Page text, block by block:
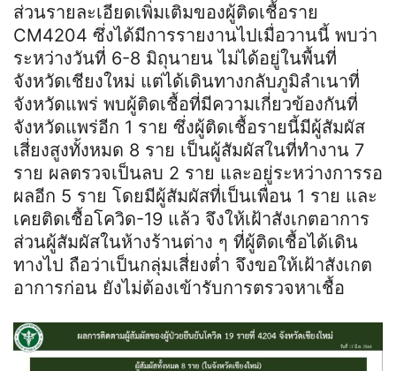
ส่วนรายละเอียดเพิ่มเติมของผู้ติดเชื้อราย
CM4204 ซึ่งได้มีการรายงานไปเมื่อวานนี้ พบว่า
ระหว่างวันที่ 6-8 มิถุนายน ไม่ได้อยู่ในพื้นที่
จังหวัดเชียงใหม่ แต่ได้เดินทางกลับภูมิลำเนาที่
จังหวัดแพร่ พบผู้ติดเชื้อที่มีความเกี่ยวข้องกันที่
จังหวัดแพร่อีก 1 ราย ซึ่งผู้ติดเชื้อรายนี้มีผู้สัมผัส
เสี่ยงสูงทั้งหมด 8 ราย เป็นผู้สัมผัสในที่ทำงาน 7
ราย ผลตรวจเป็นลบ 2 ราย และอยู่ระหว่างการรอ
ผลอีก 5 ราย โดยมีผู้สัมผัสที่เป็นเพื่อน 1 ราย และ
เคยติดเชื้อโควิด-19 แล้ว จึงให้เฝ้าสังเกตอาการ
ส่วนผู้สัมผัสในห้างร้านต่าง ๆ ที่ผู้ติดเชื้อได้เดิน
ทางไป ถือว่าเป็นกลุ่มเสี่ยงต่ำ จึงขอให้เฝ้าสังเกต
อาการก่อน ยังไม่ต้องเข้ารับการตรวจหาเชื้อ